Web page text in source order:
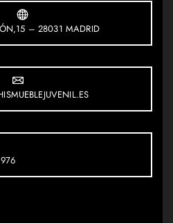
– 28031 MADRID